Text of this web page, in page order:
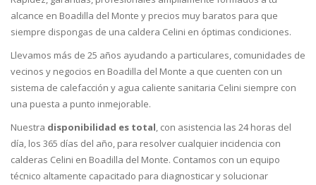
alcance en Boadilla del Monte y precios muy baratos para que
siempre dispongas de una caldera Celini en óptimas condiciones.
Llevamos más de 25 años ayudando a particulares, comunidades de
vecinos y negocios en Boadilla del Monte a que cuenten con un
sistema de calefacción y agua caliente sanitaria Celini siempre con
una puesta a punto inmejorable.
Nuestra disponibilidad es total, con asistencia las 24 horas del
día, los 365 días del año, para resolver cualquier incidencia con
calderas Celini en Boadilla del Monte. Contamos con un equipo
técnico altamente capacitado para diagnosticar y solucionar